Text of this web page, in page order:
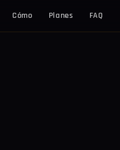
Cómo Planes FAQ